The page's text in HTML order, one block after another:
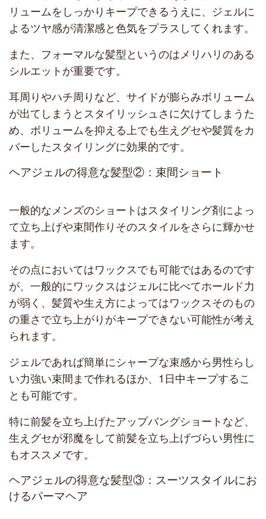
リュームをしっかりキープできるうえに、ジェルに
よるツヤ感が清潔感と色気をプラスしてくれます。
また、フォーマルな髪型というのはメリハリのある
シルエットが重要です。
耳周りやハチ周りなど、サイドが膨らみボリューム
が出てしまうとスタイリッシュさに欠けてしまうた
め、ボリュームを抑える上でも生えグセや髪質をカ
バーしたスタイリングに効果的です。
ヘアジェルの得意な髪型②：束間ショート
一般的なメンズのショートはスタイリング剤によっ
て立ち上げや束間作りそのスタイルをさらに輝かせ
ます。
その点においてはワックスでも可能ではあるのです
が、一般的にワックスはジェルに比べてホールド力
が弱く、髪質や生え方によってはワックスそのもの
の重さで立ち上がりがキープできない可能性が考え
られます。
ジェルであれば簡単にシャープな束感から男性らし
い力強い束間まで作れるほか、1日中キープするこ
とも可能です。
特に前髪を立ち上げたアップバングショートなど、
生えグセが邪魔をして前髪を立ち上げづらい男性に
もオススメです。
ヘアジェルの得意な髪型③：スーツスタイルにお
けるパーマヘア